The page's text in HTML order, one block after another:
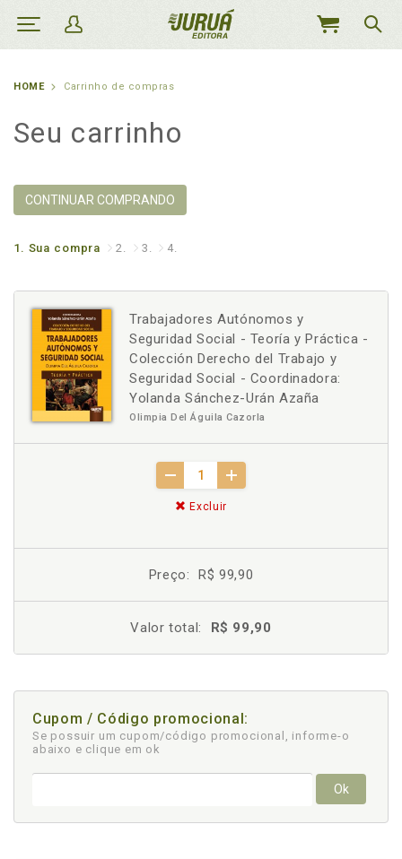
MEU
HOME Carrinho de compras
Seu carrinho
CONTINUAR COMPRANDO
1. Sua compra 2. 3. 4.
Trabajadores Autónomos y
Seguridad Social - Teoría y Práctica -
Colección Derecho del Trabajo y
Seguridad Social - Coordinadora:
Yolanda Sánchez-Urán Azaña
Olimpia Del Águila Cazorla
Excluir
Preço: R$ 99,90
Valor total: R$ 99,90
Cupom / Código promocional:
Se possuir um cupom/código promocional, informe-o
abaixo e clique em ok
Ok